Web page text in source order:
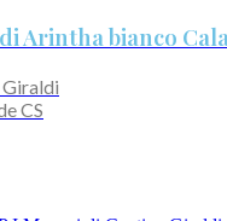
Arintha bianco
CS